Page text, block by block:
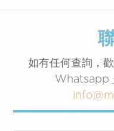
用藥
如果您對建立以上
尋求協助。建議您
建立良好的日常生
「心臟病」泛指與
的心臟病中，冠心
心病的患者可能會
劇，但透過休息可
臂，肩膀，頸和下
素，但大部分是可
骨質疏鬆症
頸細胞檢查“
血糖，膽固
乳房臨床觸診
骨質疏鬆檢
大腸癌檢測
如有任何查詢，
Whatsapp